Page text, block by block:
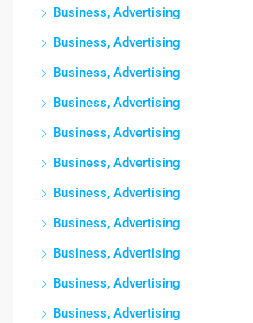
Business, Advertising
Business, Advertising
Business, Advertising
Business, Advertising
Business, Advertising
Business, Advertising
Business, Advertising
Business, Advertising
Business, Advertising
Business, Advertising
Business, Advertising